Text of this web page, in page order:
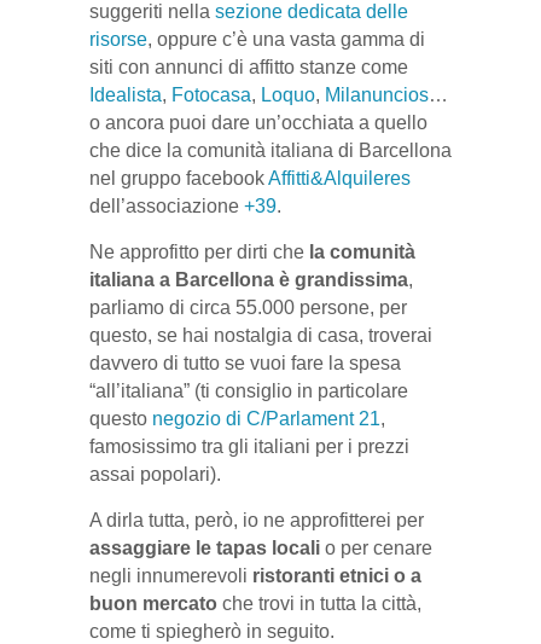
suggeriti nella sezione dedicata delle
risorse, oppure c’è una vasta gamma di
siti con annunci di affitto stanze come
Idealista, Fotocasa, Loquo, Milanuncios…
o ancora puoi dare un’occhiata a quello
che dice la comunità italiana di Barcellona
nel gruppo facebookAffitti&Alquileres
dell’associazione +39.
Ne approfitto per dirti che la comunità
italiana a Barcellona è grandissima,
parliamo di circa 55.000 persone, per
questo, se hai nostalgia di casa, troverai
davvero di tutto se vuoi fare la spesa
“all’italiana” (ti consiglio in particolare
questo negozio di C/Parlament 21,
famosissimo tra gli italiani per i prezzi
assai popolari).
A dirla tutta, però, io ne approfitterei per
assaggiare le tapas locali o per cenare
negli innumerevoli ristoranti etnici o a
buon mercato che trovi in tutta la città,
come ti spiegherò in seguito.